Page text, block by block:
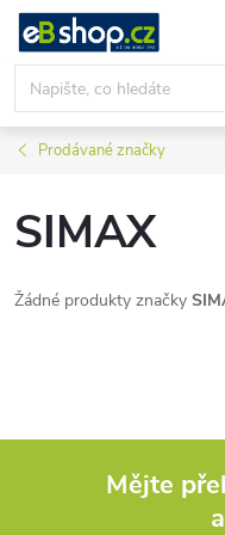
Přejít
obsah
Prodávané značky
SIMAX
Žádné produkty značky
Mějte